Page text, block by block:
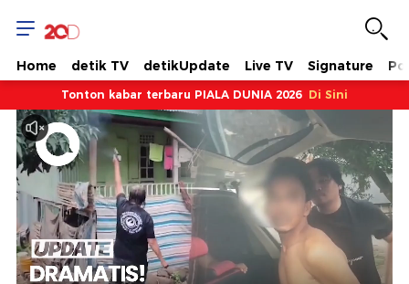
Home detik TV detikUpdate Live TV Signature
Tonton kabar terbaru PIALA DUNIA 2026 Di Sini